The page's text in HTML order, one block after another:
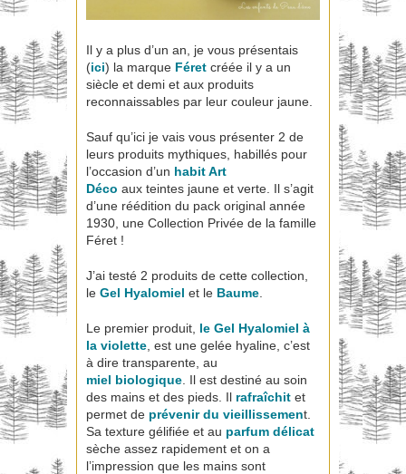
Il y a plus d’un an, je vous présentais
(ici) la marque Féret créée il y a un
siècle et demi et aux produits
reconnaissables par leur couleur jaune.
Sauf qu’ici je vais vous présenter 2 de
leurs produits mythiques, habillés pour
l’occasion d’un habit Art
Déco aux teintes jaune et verte. Il s’agit
d’une réédition du pack original année
1930, une Collection Privée de la famille
Féret !
J’ai testé 2 produits de cette collection,
le Gel Hyalomiel et le Baume
Le premier produit, le Gel Hyalomiel à
la violette , est une gelée hyaline, c’est
à dire transparente, au
miel biologique . Il est destiné au soin
des mains et des pieds. Il rafraîchit et
permet de prévenir du vieillissement.
Sa texture gélifiée et au parfum délicat
sèche assez rapidement et on a
l’impression que les mains sont